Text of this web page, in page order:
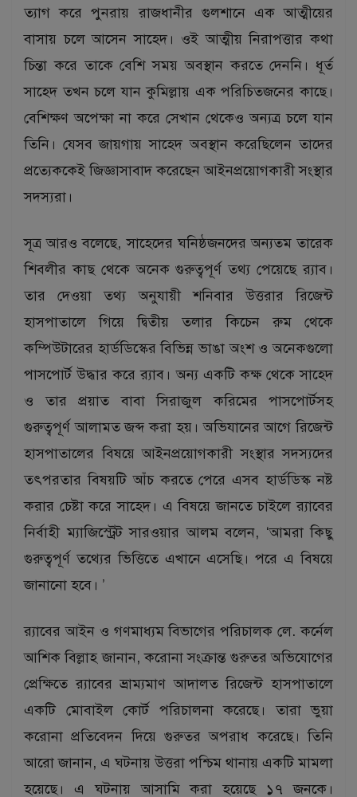
ত্যাগ করে পুনরায় রাজধানীর গুলশানে এক আত্মীয়ের
বাসায় চলে আসেন সাহেদ। ওই আত্মীয় নিরাপত্তার কথা
চিন্তা করে তাকে বেশি সময় অবস্থান করতে দেননি। ধূর্ত
সাহেদ তখন চলে যান কুমিল্লায় এক পরিচিতজনের কাছে।
বেশিক্ষণ অপেক্ষা না করে সেখান থেকেও অন্যত্র চলে যান
তিনি। যেসব জায়গায় সাহেদ অবস্থান করেছিলেন তাদের
প্রত্যেককেই জিজ্ঞাসাবাদ করেছেন আইনপ্রয়োগকারী সংস্থার
সদস্যরা।
সূত্র আরও বলেছে, সাহেদের ঘনিষ্ঠজনদের অন্যতম তারেক
শিবলীর কাছ থেকে অনেক গুরুত্বপূর্ণ তথ্য পেয়েছে র‌্যাব।
তার দেওয়া তথ্য অনুযায়ী শনিবার উত্তরার রিজেন্ট
হাসপাতালে গিয়ে দ্বিতীয় তলার কিচেন রুম থেকে
কম্পিউটারের হার্ডডিস্কের বিভিন্ন ভাঙা অংশ ও অনেকগুলো
পাসপোর্ট উদ্ধার করে র‌্যাব। অন্য একটি কক্ষ থেকে সাহেদ
ও তার প্রয়াত বাবা সিরাজুল করিমের পাসপোর্টসহ
গুরুত্বপূর্ণ আলামত জব্দ করা হয়। অভিযানের আগে রিজেন্ট
হাসপাতালের বিষয়ে আইনপ্রয়োগকারী সংস্থার সদস্যদের
তৎপরতার বিষয়টি আঁচ করতে পেরে এসব হার্ডডিস্ক নষ্ট
করার চেষ্টা করে সাহেদ। এ বিষয়ে জানতে চাইলে র‌্যাবের
নির্বাহী ম্যাজিস্ট্রেট সারওয়ার আলম বলেন, ‘আমরা কিছু
গুরুত্বপূর্ণ তথ্যের ভিত্তিতে এখানে এসেছি। পরে এ বিষয়ে
জানানো হবে। ’
র‌্যাবের আইন ও গণমাধ্যম বিভাগের পরিচালক লে. কর্নেল
আশিক বিল্লাহ জানান, করোনা সংক্রান্ত গুরুতর অভিযোগের
প্রেক্ষিতে র‌্যাবের ভ্রাম্যমাণ আদালত রিজেন্ট হাসপাতালে
একটি মোবাইল কোর্ট পরিচালনা করেছে। তারা ভুয়া
করোনা প্রতিবেদন দিয়ে গুরুতর অপরাধ করেছে। তিনি
আরো জানান, এ ঘটনায় উত্তরা পশ্চিম থানায় একটি মামলা
হয়েছে। এ ঘটনায় আসামি করা হয়েছে ১৭ জনকে।